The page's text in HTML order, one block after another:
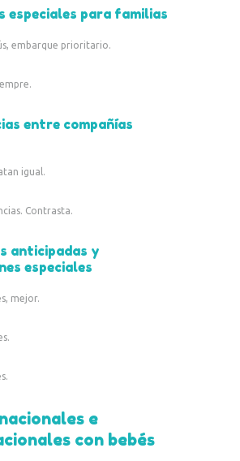
especiales para familias
embarque prioritario.
entre compañías
igual.
Contrasta.
anticipadas y
especiales
mejor.
e
con bebés